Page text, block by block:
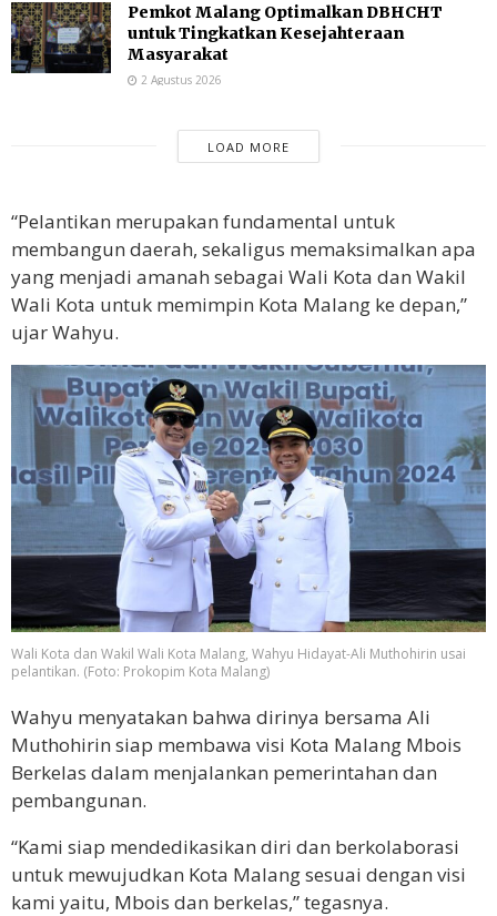
Pemkot Malang Optimalkan DBHCHT
untuk Tingkatkan Kesejahteraan
Masyarakat
2 Agustus 2026
LOAD MORE
“Pelantikan merupakan fundamental untuk
membangun daerah, sekaligus memaksimalkan apa
yang menjadi amanah sebagai Wali Kota dan Wakil
Wali Kota untuk memimpin Kota Malang ke depan,”
ujar Wahyu.
Wali Kota dan Wakil Wali Kota Malang, Wahyu Hidayat-Ali Muthohirin usai
pelantikan. (Foto: Prokopim Kota Malang)
Wahyu menyatakan bahwa dirinya bersama Ali
Muthohirin siap membawa visi Kota Malang Mbois
Berkelas dalam menjalankan pemerintahan dan
pembangunan.
“Kami siap mendedikasikan diri dan berkolaborasi
untuk mewujudkan Kota Malang sesuai dengan visi
kami yaitu, Mbois dan berkelas,” tegasnya.